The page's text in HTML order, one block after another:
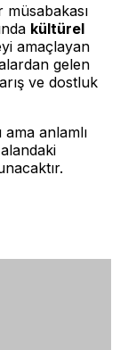
müsabakası
kültürel
amaçlayan
gelen
ve dostluk
ama anlamlı